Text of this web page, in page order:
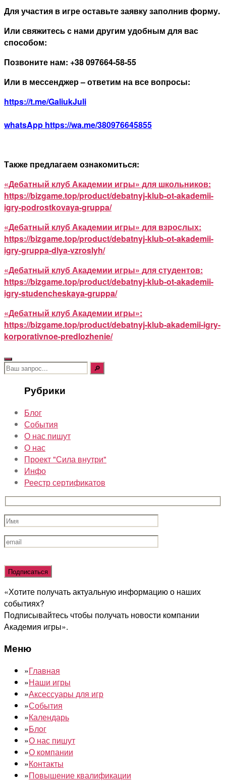
Для участия в игре оставьте заявку заполнив форму.
Или свяжитесь с нами другим удобным для вас
способом:
Позвоните нам: +38 097664-58-55
Или в мессенджер – ответим на все вопросы:
https://t.me/GaliukJuli
whatsApp https://wa.me/380976645855
Также предлагаем ознакомиться:
«Дебатный клуб Академии игры» для школьников:
https://bizgame.top/product/debatnyj-klub-ot-akademii-
igry-podrostkovaya-gruppa/
«Дебатный клуб Академии игры» для взрослых:
https://bizgame.top/product/debatnyj-klub-ot-akademii-
igry-gruppa-dlya-vzroslyh/
«Дебатный клуб Академии игры» для студентов:
https://bizgame.top/product/debatnyj-klub-ot-akademii-
igry-studencheskaya-gruppa/
«Дебатный клуб Академии игры»:
https://bizgame.top/product/debatnyj-klub-akademii-igry-
korporativnoe-predlozhenie/
Поиск:
Рубрики
Блог
События
О нас пишут
О нас
Проект "Сила внутри"
Инфо
Реестр сертификатов
Оставьте
это
пустым.
«Хотите получать актуальную информацию о наших
событиях?
Подписывайтесь чтобы получать новости компании
Академия игры».
Меню
»Главная
»Наши игры
»Аксессуары для игр
»События
»Календарь
»Блог
»О нас пишут
»О компании
»Контакты
»Повышение квалификации